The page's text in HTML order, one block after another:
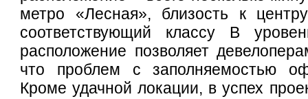
метро «Лесная», близость к
соответствующий классу В
расположение позволяет
что проблем с заполняемостью
Кроме удачной локации, в успех